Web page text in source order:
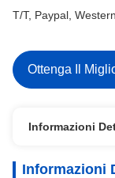
T/T, Paypal,
Ottenga Il
Informazioni
Informazioni